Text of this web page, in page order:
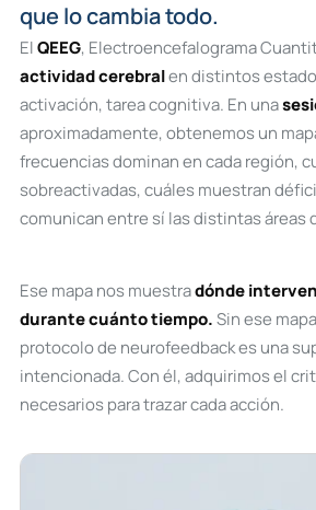
que lo cambia todo.
ElQEEG, Electroencefalograma
actividad cerebralen distintos
activación, tarea cognitiva. En una
aproximadamente, obtenemos un
frecuencias dominan en cada región,
sobreactivadas, cuáles muestran
comunican entre sí las distintas áreas
Ese mapa nos muestradónde
durante cuánto tiempo.Sin ese
protocolo de neurofeedback es una
intencionada. Con él, adquirimos el
necesarios para trazar cada acción.